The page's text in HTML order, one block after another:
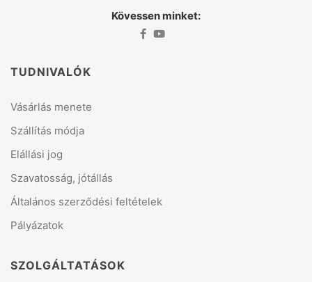
Kövessen minket:
TUDNIVALÓK
Vásárlás menete
Szállítás módja
Elállási jog
Szavatosság, jótállás
Általános szerződési feltételek
Pályázatok
SZOLGÁLTATÁSOK